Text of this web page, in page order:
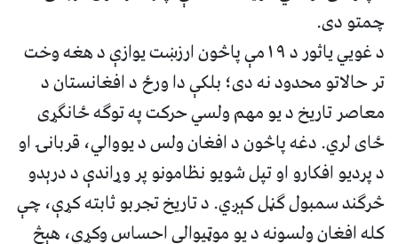
چمتو دی.
د غويي یاثور د ۱۹مې پاڅون ارزښت يوازې د هغه وخت
تر حالاتو محدود نه دی؛ بلکې دا ورځ د افغانستان د
معاصر تاريخ د يو مهم ولسي حرکت په توګه ځانګړی
ځای لري. دغه پاڅون د افغان ولس د يووالي، قربانۍ او
د پرديو افکارو او تپل شويو نظامونو پر وړاندې د درېدو
څرګند سمبول ګڼل کېږي. د تاريخ تجربو ثابته کړې، چې
کله افغان ولسونه د يو موټيوالي احساس وکړي، هېڅ